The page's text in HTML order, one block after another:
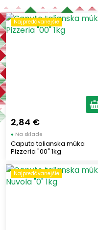
PANEANGELI (18)
MOLINO PASINI
Zachráňte potraviny(1)
Najpredávanejšie
Využitie múky
Pizza a Focaccia
Najpredávanejšie
2,84 €
● Na sklade
Caputo talianska múka
Pizzeria "00" 1kg
Najpredávanejšie